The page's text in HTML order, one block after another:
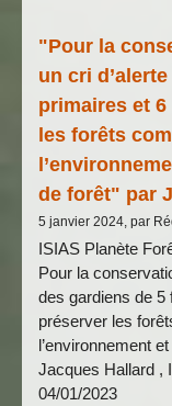
"Pour la
un cri
primaires et
les forêts
de forêt" par
5 janvier 2024, par
ISIAS Planète
Pour la
des gardiens de 5
préserver les
l’environnement
Jacques Hallard ,
04/01/2023